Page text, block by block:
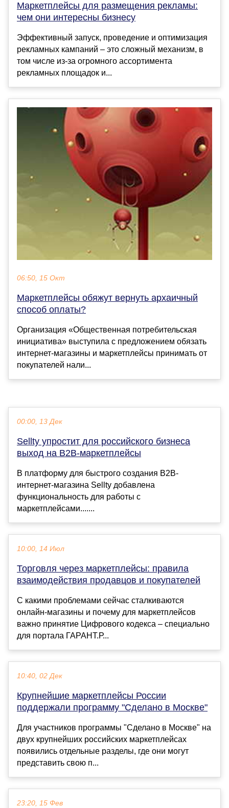
Маркетплейсы для размещения рекламы:
чем они интересны бизнесу
Эффективный запуск, проведение и оптимизация
рекламных кампаний – это сложный механизм, в
том числе из-за огромного ассортимента
рекламных площадок и...
06:50, 15 Окт
Маркетплейсы обяжут вернуть архаичный
способ оплаты?
Организация «Общественная потребительская
инициатива» выступила с предложением обязать
интернет-магазины и маркетплейсы принимать от
покупателей нали...
00:00, 13 Дек
Sellty упростит для российского бизнеса
выход на B2B-маркетплейсы
В платформу для быстрого создания B2B-
интернет-магазина Sellty добавлена
функциональность для работы с
маркетплейсами.......
10:00, 14 Июл
Торговля через маркетплейсы: правила
взаимодействия продавцов и покупателей
С какими проблемами сейчас сталкиваются
онлайн-магазины и почему для маркетплейсов
важно принятие Цифрового кодекса – специально
для портала ГАРАНТ.Р...
10:40, 02 Дек
Крупнейшие маркетплейсы России
поддержали программу "Сделано в Москве"
Для участников программы "Сделано в Москве" на
двух крупнейших российских маркетплейсах
появились отдельные разделы, где они могут
представить свою п...
23:20, 15 Фев